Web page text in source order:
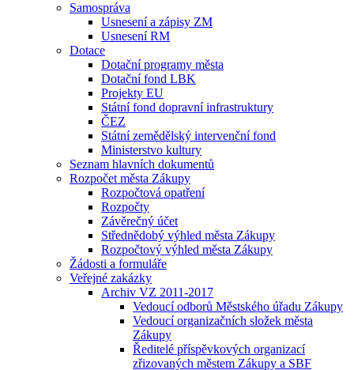
Samospráva
Usnesení a zápisy ZM
Usnesení RM
Dotace
Dotační programy města
Dotační fond LBK
Projekty EU
Státní fond dopravní infrastruktury
ČEZ
Státní zemědělský intervenční fond
Ministerstvo kultury
Seznam hlavních dokumentů
Rozpočet města Zákupy
Rozpočtová opatření
Rozpočty
Závěrečný účet
Střednědobý výhled města Zákupy
Rozpočtový výhled města Zákupy
Žádosti a formuláře
Veřejné zakázky
Archiv VZ 2011-2017
Vedoucí odborů Městského úřadu Zákupy
Vedoucí organizačních složek města
Zákupy
Ředitelé příspěvkových organizací
zřizovaných městem Zákupy a SBF